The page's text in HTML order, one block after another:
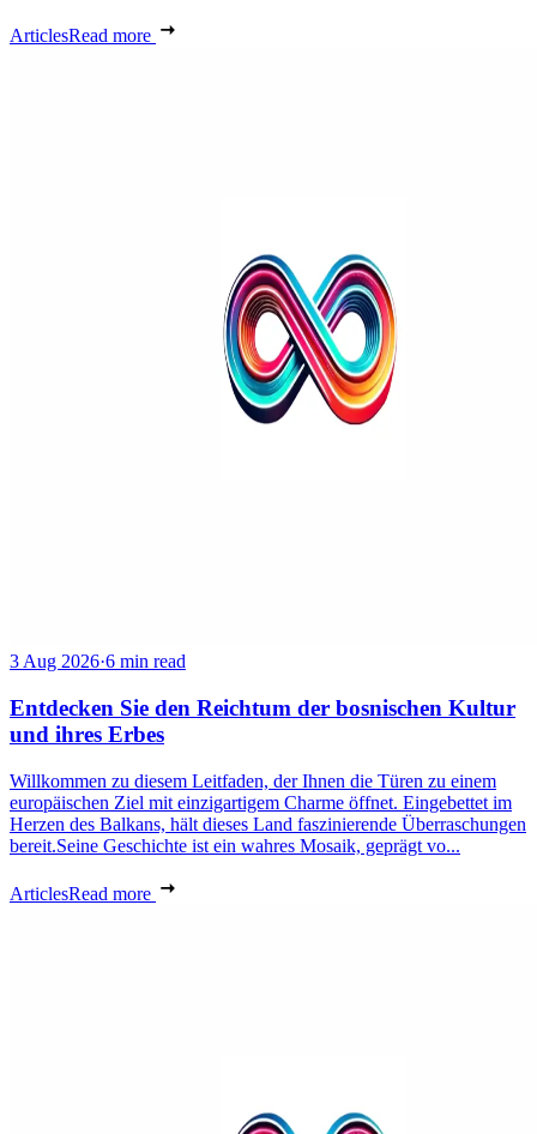
ArticlesRead more
3 Aug 2026·6 min read
Entdecken Sie den Reichtum der bosnischen Kultur
und ihres Erbes
Willkommen zu diesem Leitfaden, der Ihnen die Türen zu einem
europäischen Ziel mit einzigartigem Charme öffnet. Eingebettet im
Herzen des Balkans, hält dieses Land faszinierende Überraschungen
bereit.Seine Geschichte ist ein wahres Mosaik, geprägt vo...
ArticlesRead more